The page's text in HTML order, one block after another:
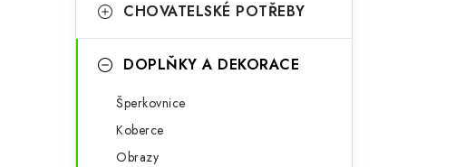
e
CHOVATELSKÉ POTŘEBY
DOPLŇKY A DEKORACE
Šperkovnice
Koberce
Obrazy